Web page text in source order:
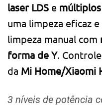
laser LDS e
uma limpeza eficaz
limpeza manual com
forma de Y.
da Mi Home/Xiaomi
3 níveis de potência